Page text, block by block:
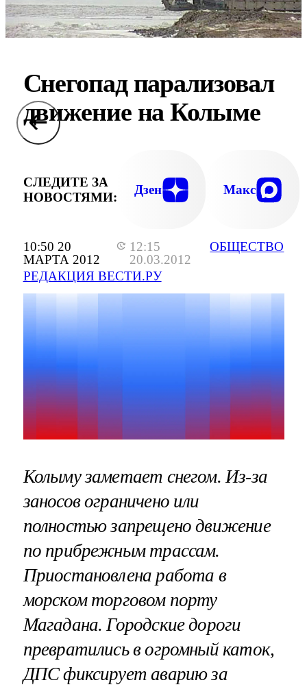
10:50 20
МАРТА 2012
12:15
20.03.2012
РЕДАКЦИЯ ВЕСТИ.РУ
ОБЩЕСТВО
Снегопад парализовал
движение на Колыме
СЛЕДИТЕ ЗА
НОВОСТЯМИ:
Дзен Макс
Колыму заметает снегом. Из-за
заносов ограничено или
полностью запрещено движение
по прибрежным трассам.
Приостановлена работа в
морском торговом порту
Магадана. Городские дороги
превратились в огромный каток,
ДПС фиксирует аварию за